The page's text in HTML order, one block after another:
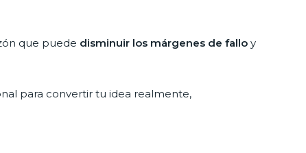
que puede disminuir los márgenes de fallo y
para convertir tu idea realmente,